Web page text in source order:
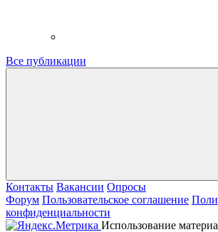
Все публикации
Контакты Вакансии Опросы
Форум Пользовательское соглашение
конфиденциальности
Использование